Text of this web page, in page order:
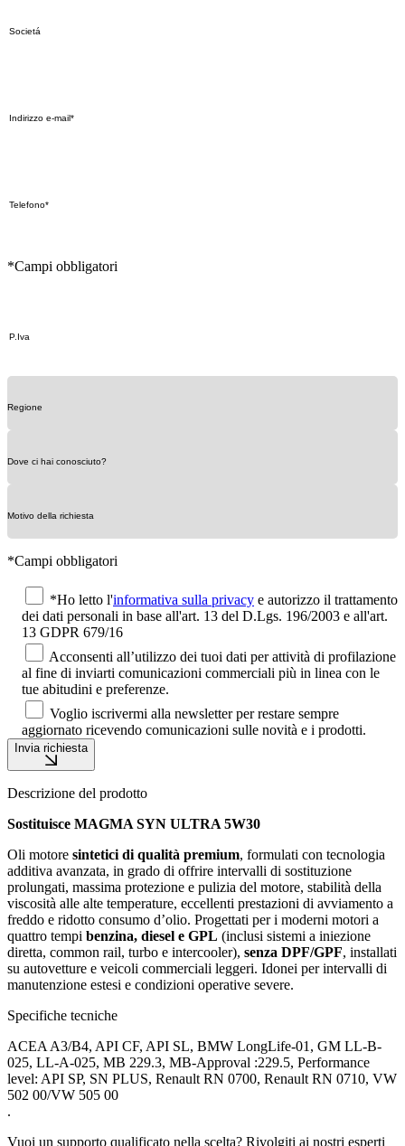
*Campi obbligatori
*Campi obbligatori
*Ho letto l'informativa sulla privacy e autorizzo il trattamento
dei dati personali in base all'art. 13 del D.Lgs. 196/2003 e all'art.
13 GDPR 679/16
Acconsenti all’utilizzo dei tuoi dati per attività di profilazione
al fine di inviarti comunicazioni commerciali più in linea con le
tue abitudini e preferenze.
Voglio iscrivermi alla newsletter per restare sempre
aggiornato ricevendo comunicazioni sulle novità e i prodotti.
Invia richiesta
Descrizione del prodotto
Sostituisce MAGMA SYN ULTRA 5W30
Oli motore sintetici di qualità premium, formulati con tecnologia
additiva avanzata, in grado di offrire intervalli di sostituzione
prolungati, massima protezione e pulizia del motore, stabilità della
viscosità alle alte temperature, eccellenti prestazioni di avviamento a
freddo e ridotto consumo d’olio. Progettati per i moderni motori a
quattro tempi benzina, diesel e GPL (inclusi sistemi a iniezione
diretta, common rail, turbo e intercooler), senza DPF/GPF, installati
su autovetture e veicoli commerciali leggeri. Idonei per intervalli di
manutenzione estesi e condizioni operative severe.
Specifiche tecniche
ACEA A3/B4, API CF, API SL, BMW LongLife-01, GM LL-B-
025, LL-A-025, MB 229.3, MB-Approval :229.5, Performance
level: API SP, SN PLUS, Renault RN 0700, Renault RN 0710, VW
502 00/VW 505 00
.
Vuoi un supporto qualificato nella scelta? Rivolgiti ai nostri esperti